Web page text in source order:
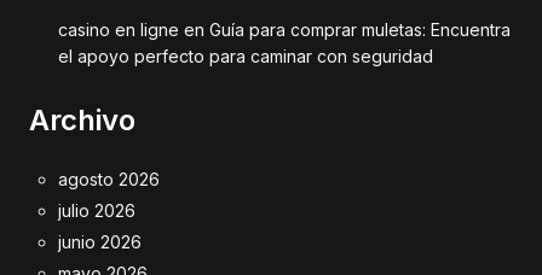
casino en ligne en Guía para comprar muletas: Encuentra
el apoyo perfecto para caminar con seguridad
Archivo
agosto 2026
julio 2026
junio 2026